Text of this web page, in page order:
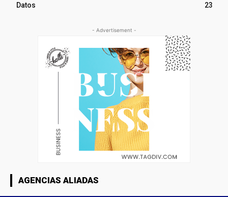
Datos
23
- Advertisement -
AGENCIAS ALIADAS